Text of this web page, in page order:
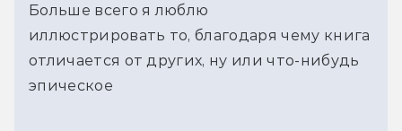
Больше всего я люблю
иллюстрировать то, благодаря чему книга
отличается от других, ну или что-нибудь
эпическое